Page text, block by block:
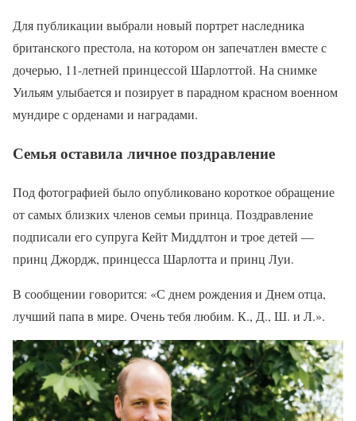
Для публикации выбрали новый портрет наследника
британского престола, на котором он запечатлен вместе с
дочерью, 11-летней принцессой Шарлоттой. На снимке
Уильям улыбается и позирует в парадном красном военном
мундире с орденами и наградами.
Семья оставила личное поздравление
Под фотографией было опубликовано короткое обращение
от самых близких членов семьи принца. Поздравление
подписали его супруга Кейт Миддлтон и трое детей —
принц Джордж, принцесса Шарлотта и принц Луи.
В сообщении говорится: «С днем рождения и Днем отца,
лучший папа в мире. Очень тебя любим. К., Д., Ш. и Л.».